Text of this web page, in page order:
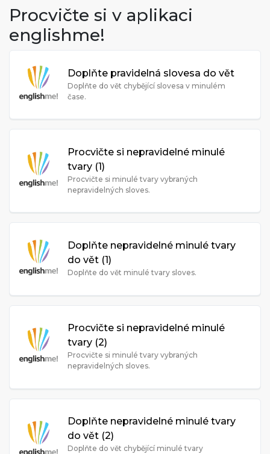
Procvičte si v aplikaci
englishme!
Doplňte pravidelná slovesa do vět
Doplňte do vět chybějící slovesa v minulém
čase.
Procvičte si nepravidelné minulé
tvary (1)
Procvičte si minulé tvary vybraných
nepravidelných sloves.
Doplňte nepravidelné minulé tvary
do vět (1)
Doplňte do vět minulé tvary sloves.
Procvičte si nepravidelné minulé
tvary (2)
Procvičte si minulé tvary vybraných
nepravidelných sloves.
Doplňte nepravidelné minulé tvary
do vět (2)
Doplňte do vět chybějící minulé tvary